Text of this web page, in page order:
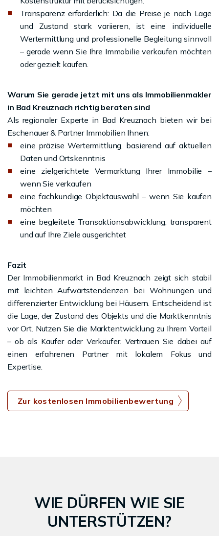
Transparenz erforderlich: Da die Preise je nach Lage
und Zustand stark variieren, ist eine individuelle
Wertermittlung und professionelle Begleitung sinnvoll
– gerade wenn Sie Ihre Immobilie verkaufen möchten
oder gezielt kaufen.
Warum Sie gerade jetzt mit uns als Immobilienmakler
in Bad Kreuznach richtig beraten sind
Als regionaler Experte in Bad Kreuznach bieten wir bei
Eschenauer & Partner Immobilien Ihnen:
eine präzise Wertermittlung, basierend auf aktuellen
Daten und Ortskenntnis
eine zielgerichtete Vermarktung Ihrer Immobilie –
wenn Sie verkaufen
eine fachkundige Objektauswahl – wenn Sie kaufen
möchten
eine begleitete Transaktionsabwicklung, transparent
und auf Ihre Ziele ausgerichtet
Fazit
Der Immobilienmarkt in Bad Kreuznach zeigt sich stabil
mit leichten Aufwärtstendenzen bei Wohnungen und
differenzierter Entwicklung bei Häusern. Entscheidend ist
die Lage, der Zustand des Objekts und die Marktkenntnis
vor Ort. Nutzen Sie die Marktentwicklung zu Ihrem Vorteil
– ob als Käufer oder Verkäufer. Vertrauen Sie dabei auf
einen erfahrenen Partner mit lokalem Fokus und
Expertise.
Zur kostenlosen Immobilienbewertung
WIE DÜRFEN WIE SIE
UNTERSTÜTZEN?